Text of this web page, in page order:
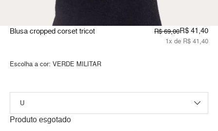
Blusa cropped corset tricot R$ 69,00R$ 41,40
1x de R$ 41,40
Escolha a cor: VERDE MILITAR
Produto esgotado